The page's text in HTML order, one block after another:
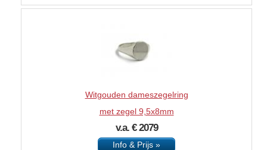
Witgouden dameszegelring
met zegel 9,5x8mm
v.a. € 2079
Info & Prijs »